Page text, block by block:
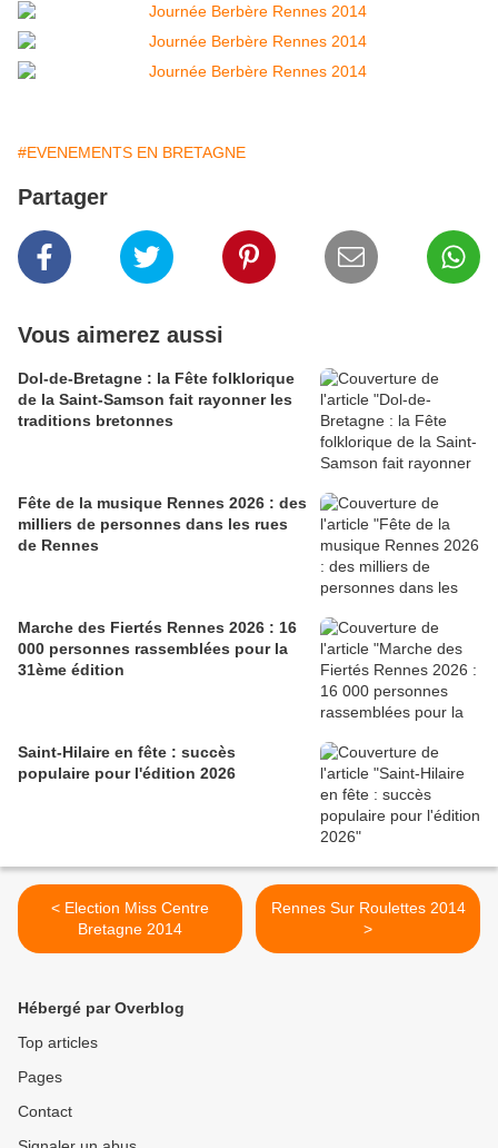
#EVENEMENTS EN BRETAGNE
Partager
Vous aimerez aussi
Dol-de-Bretagne : la Fête folklorique
de la Saint-Samson fait rayonner les
traditions bretonnes
Fête de la musique Rennes 2026 : des
milliers de personnes dans les rues
de Rennes
Marche des Fiertés Rennes 2026 : 16
000 personnes rassemblées pour la
31ème édition
Saint-Hilaire en fête : succès
populaire pour l'édition 2026
< Election Miss Centre
Bretagne 2014
Rennes Sur Roulettes 2014
>
Hébergé par Overblog
Top articles
Pages
Contact